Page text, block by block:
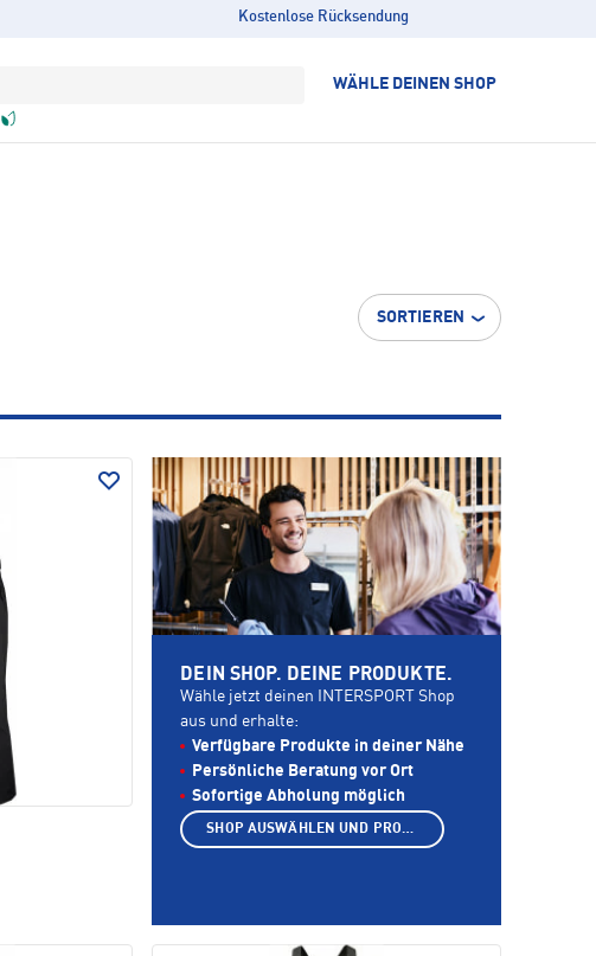
Kostenlose Rücksendung
WÄHLE DEINEN SHOP
SORTIEREN
DEIN SHOP. DEINE PRODUKTE.
Wähle jetzt deinen INTERSPORT Shop
aus und erhalte:
Verfügbare Produkte in deiner Nähe
Persönliche Beratung vor Ort
Sofortige Abholung möglich
SHOP AUSWÄHLEN UND PRODUKTE ANZEIGEN